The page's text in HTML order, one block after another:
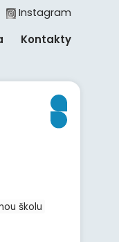
Instagram
Kontakty
školu